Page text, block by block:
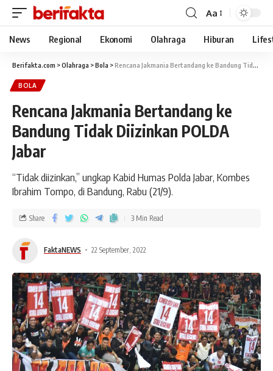
Aa
News Regional Ekonomi Olahraga Hiburan
Berifakta.com >Olahraga >Bola >Rencana Jakmania Bertandang ke Bandung Tidak Diizinkan POLDA Jabar
BOLA
Rencana Jakmania Bertandang ke
Bandung Tidak Diizinkan POLDA
Jabar
“Tidak diizinkan,” ungkap Kabid Humas Polda Jabar, Kombes
Ibrahim Tompo, di Bandung, Rabu (21/9).
FaktaNEWS 22 September, 2022
Share 3 Min Read